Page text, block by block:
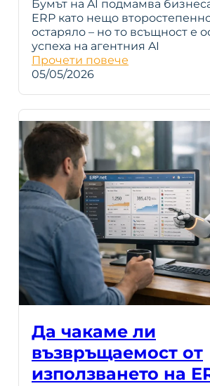
Бумът на AI подмамва
ERP като нещо
остаряло – но то всъщност е
успеха на агентния AI
Прочети повече
05/05/2026
Да чакаме ли
възвръщаемост от
използването на